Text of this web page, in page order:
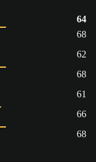
64
68
62
68
61
66
68